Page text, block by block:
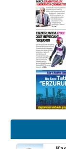
26
13
02